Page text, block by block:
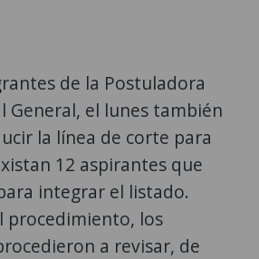
de la Postuladora
General, el lunes también
la línea de corte para
12 aspirantes que
integrar el listado.
procedimiento, los
a revisar, de